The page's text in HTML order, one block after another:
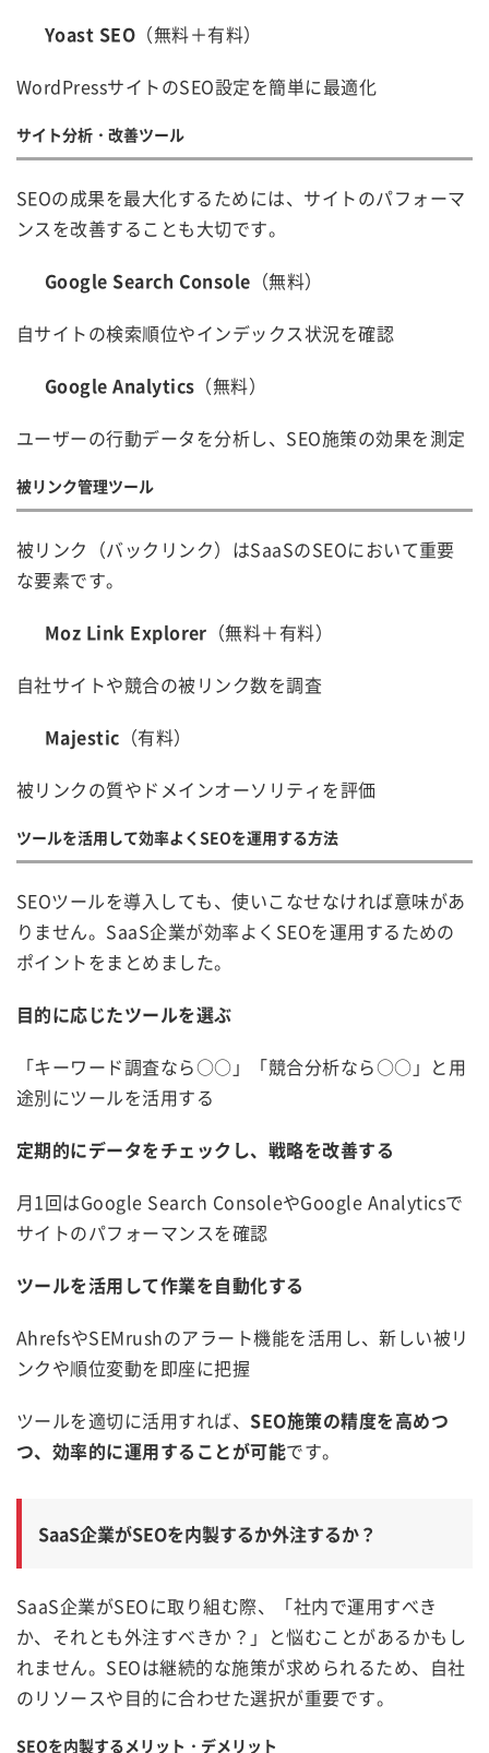
Yoast SEO （無料＋有料）
WordPressサイトのSEO設定を簡単に最適化
サイト分析・改善ツール
SEOの成果を最大化するためには、サイトのパフォーマ
ンスを改善することも大切です。
Google Search Console （無料）
自サイトの検索順位やインデックス状況を確認
Google Analytics （無料）
ユーザーの行動データを分析し、SEO施策の効果を測定
被リンク管理ツール
被リンク（バックリンク）はSaaSのSEOにおいて重要
な要素です。
Moz Link Explorer （無料＋有料）
自社サイトや競合の被リンク数を調査
Majestic （有料）
被リンクの質やドメインオーソリティを評価
ツールを活用して効率よくSEOを運用する方法
SEOツールを導入しても、使いこなせなければ意味があ
りません。SaaS企業が効率よくSEOを運用するための
ポイントをまとめました。
目的に応じたツールを選ぶ
「キーワード調査なら○○」「競合分析なら○○」と用
途別にツールを活用する
定期的にデータをチェックし、戦略を改善する
月1回はGoogle Search ConsoleやGoogle Analyticsで
サイトのパフォーマンスを確認
ツールを活用して作業を自動化する
AhrefsやSEMrushのアラート機能を活用し、新しい被リ
ンクや順位変動を即座に把握
ツールを適切に活用すれば、 SEO施策の精度を高めつ
つ、効率的に運用することが可能です。
SaaS企業がSEOを内製するか外注するか？
SaaS企業がSEOに取り組む際、「社内で運用すべき
か、それとも外注すべきか？」と悩むことがあるかもし
れません。SEOは継続的な施策が求められるため、自社
のリソースや目的に合わせた選択が重要です。
SEOを内製するメリット・デメリット